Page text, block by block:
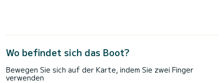
Wo befindet sich das Boot?
Bewegen Sie sich auf der Karte, indem Sie zwei Finger
verwenden